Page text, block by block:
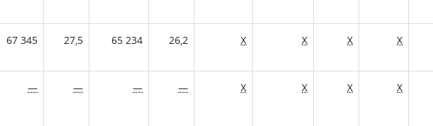
67 345 27,5 65 234 26,2 X X X X
— — — — X X X X